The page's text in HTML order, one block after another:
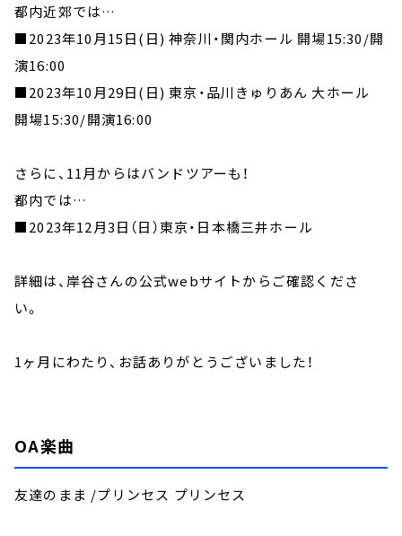
都内近郊では…
■2023年10月15日(日) 神奈川・関内ホール 開場15:30/開
演16:00
■2023年10月29日(日) 東京・品川きゅりあん 大ホール
開場15:30/開演16:00
さらに、11月からはバンドツアーも！
都内では…
■2023年12月3日（日）東京・日本橋三井ホール
詳細は、岸谷さんの公式webサイトからご確認くださ
い。
1ヶ月にわたり、お話ありがとうございました！
OA楽曲
友達のまま /プリンセス プリンセス